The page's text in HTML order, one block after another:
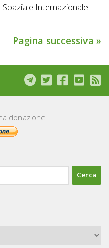
Internazionale
Pagina successiva »
donazione